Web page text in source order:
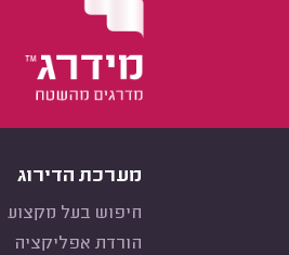
מערכת הדירוג
חיפוש בעל מקצוע
הורדת אפליקציה